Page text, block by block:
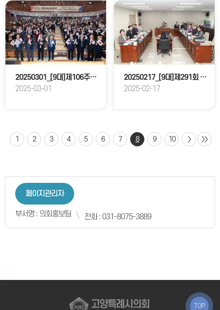
20250301_[9대]제106주년 삼일절 기념식
2025-03-01
20250217_[9대]제291회 고양특례시의회 임시회_기획행정위원회
2025-02-17
1 2 3 4 5 6 7 8 9 10
페이지관리자
부서명 : 의회홍보팀 전화 : 031-8075-3889
TOP
고양특례시의회